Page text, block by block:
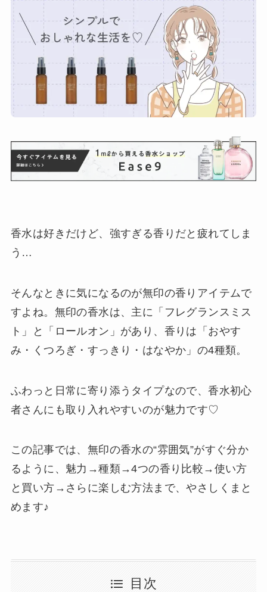
香水は好きだけど、強すぎる香りだと疲れてしま
う…
そんなときに気になるのが無印の香りアイテムで
すよね。無印の香水は、主に「フレグランスミス
ト」と「ロールオン」があり、香りは「おやす
み・くつろぎ・すっきり・はなやか」の4種類。
ふわっと日常に寄り添うタイプなので、香水初心
者さんにも取り入れやすいのが魅力です♡
この記事では、無印の香水の“雰囲気”がすぐ分か
るように、魅力→種類→4つの香り比較→使い方
と買い方→さらに楽しむ方法まで、やさしくまと
めます♪
目次